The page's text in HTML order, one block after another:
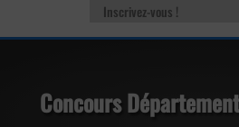
Concours